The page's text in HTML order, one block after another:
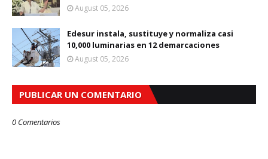
August 05, 2026
Edesur instala, sustituye y normaliza casi
10,000 luminarias en 12 demarcaciones
August 05, 2026
PUBLICAR UN COMENTARIO
0 Comentarios